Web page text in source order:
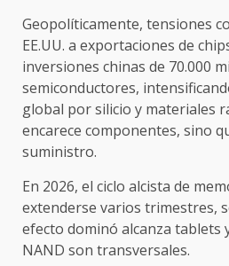
Geopolíticamente, tensiones
EE.UU. a exportaciones de
inversiones chinas de 70.000
semiconductores,
global por silicio y materiales
encarece componentes, sino
suministro.
En 2026, el ciclo alcista de
extenderse varios trimestres,
efecto dominó alcanza tablets
NAND son transversales.